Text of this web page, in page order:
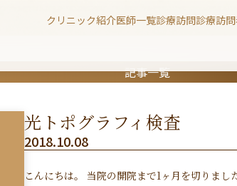
クリニック紹介医師一覧診療訪問診療訪
記事一覧
光トポグラフィ検査
2018.10.08
こんにちは。 当院の開院まで1ヶ月を切りま